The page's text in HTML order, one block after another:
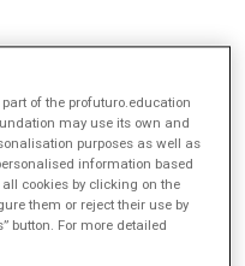
Mundial dos Professores
daOITeUNESCO sobre a
Esta recomendação
para enfrentar a
melhorar suas condições
promover sua formação e
of the profuturo.education
may use its own and
purposes as well as
information based
cookies by clicking on the
them or reject their use by
button. For more detailed